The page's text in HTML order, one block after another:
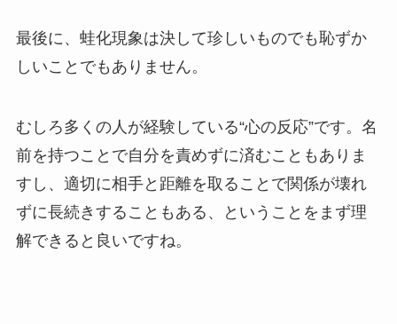
最後に、蛙化現象は決して珍しいものでも恥ずか
しいことでもありません。
むしろ多くの人が経験している“心の反応”です。名
前を持つことで自分を責めずに済むこともありま
すし、適切に相手と距離を取ることで関係が壊れ
ずに長続きすることもある、ということをまず理
解できると良いですね。